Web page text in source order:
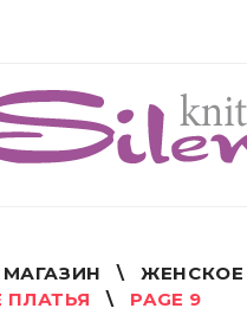
МАГАЗИН \ ЖЕНСКОЕ
ПЛАТЬЯ
\ PAGE 9